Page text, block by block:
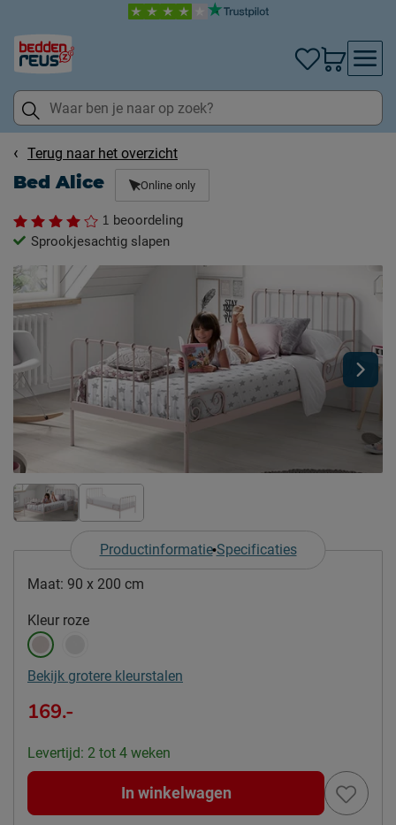
Terug naar het overzicht
Bed Alice Online only
1 beoordeling
Sprookjesachtig slapen
Productinformatie Specificaties
Maat: 90 x 200 cm
Kleur roze
Bekijk grotere kleurstalen
169.-
Levertijd: 2 tot 4 weken
In winkelwagen